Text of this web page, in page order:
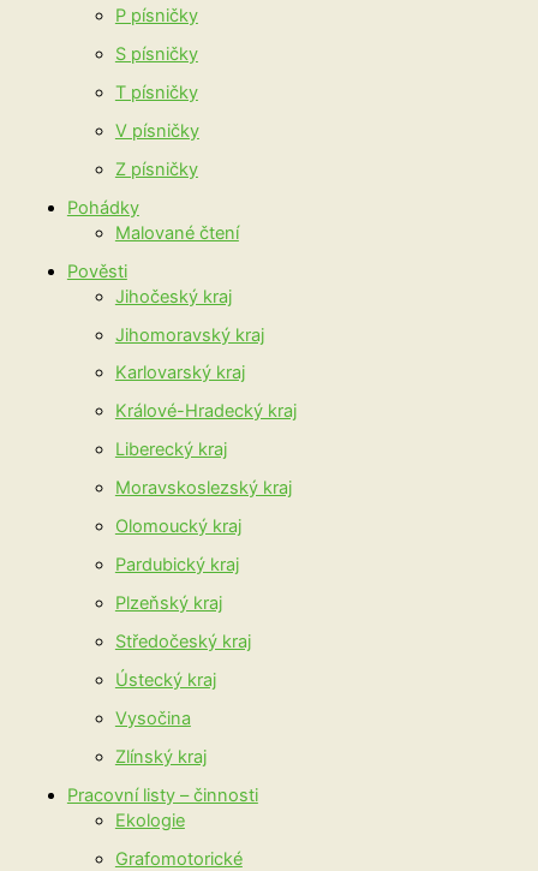
P písničky
S písničky
T písničky
V písničky
Z písničky
Pohádky
Malované čtení
Pověsti
Jihočeský kraj
Jihomoravský kraj
Karlovarský kraj
Králové-Hradecký kraj
Liberecký kraj
Moravskoslezský kraj
Olomoucký kraj
Pardubický kraj
Plzeňský kraj
Středočeský kraj
Ústecký kraj
Vysočina
Zlínský kraj
Pracovní listy – činnosti
Ekologie
Grafomotorické